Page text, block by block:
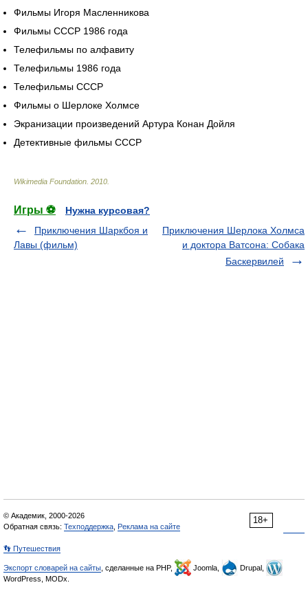
Фильмы Игоря Масленникова
Фильмы СССР 1986 года
Телефильмы по алфавиту
Телефильмы 1986 года
Телефильмы СССР
Фильмы о Шерлоке Холмсе
Экранизации произведений Артура Конан Дойля
Детективные фильмы СССР
Wikimedia Foundation 2010
Игры ⚽
Нужна курсовая?
Приключения Шаркбоя и
Лавы (фильм)
Приключения Шерлока Холмса
и доктора Ватсона: Собака
Баскервилей
18+
© Академик, 2000-2026
Обратная связь: Техподдержка Реклама на сайте
👣 Путешествия
Экспорт словарей на сайты , сделанные на PHP, Joomla,
Drupal,
WordPress, MODx.